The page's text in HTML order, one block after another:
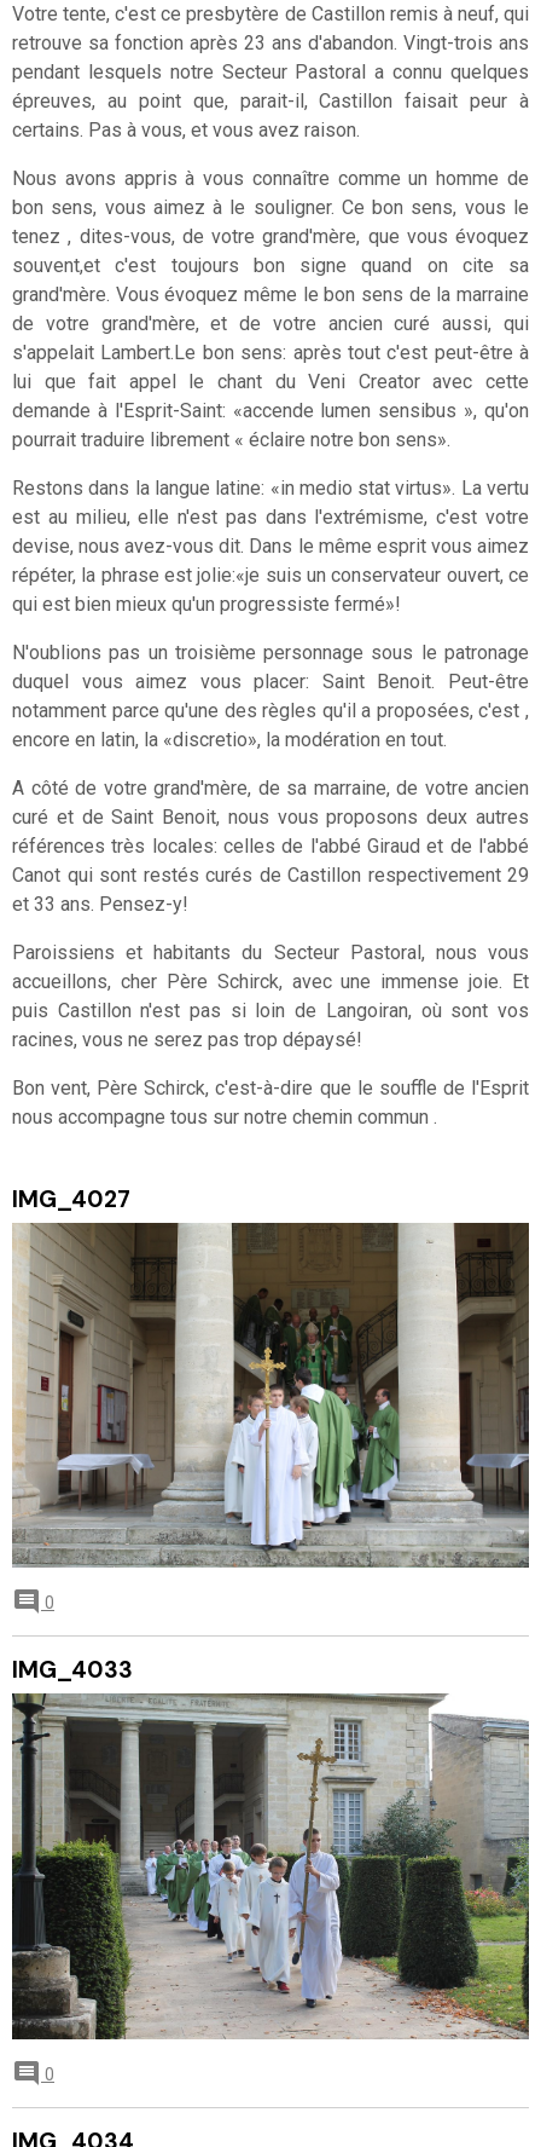
Votre tente, c'est ce presbytère de Castillon remis à neuf, qui
retrouve sa fonction après 23 ans d'abandon. Vingt-trois ans
pendant lesquels notre Secteur Pastoral a connu quelques
épreuves, au point que, parait-il, Castillon faisait peur à
certains. Pas à vous, et vous avez raison.
Nous avons appris à vous connaître comme un homme de
bon sens, vous aimez à le souligner. Ce bon sens, vous le
tenez , dites-vous, de votre grand'mère, que vous évoquez
souvent,et c'est toujours bon signe quand on cite sa
grand'mère. Vous évoquez même le bon sens de la marraine
de votre grand'mère, et de votre ancien curé aussi, qui
s'appelait Lambert.Le bon sens: après tout c'est peut-être à
lui que fait appel le chant du Veni Creator avec cette
demande à l'Esprit-Saint: «accende lumen sensibus », qu'on
pourrait traduire librement « éclaire notre bon sens».
Restons dans la langue latine: «in medio stat virtus». La vertu
est au milieu, elle n'est pas dans l'extrémisme, c'est votre
devise, nous avez-vous dit. Dans le même esprit vous aimez
répéter, la phrase est jolie:«je suis un conservateur ouvert, ce
qui est bien mieux qu'un progressiste fermé»!
N'oublions pas un troisième personnage sous le patronage
duquel vous aimez vous placer: Saint Benoit. Peut-être
notamment parce qu'une des règles qu'il a proposées, c'est ,
encore en latin, la «discretio», la modération en tout.
A côté de votre grand'mère, de sa marraine, de votre ancien
curé et de Saint Benoit, nous vous proposons deux autres
références très locales: celles de l'abbé Giraud et de l'abbé
Canot qui sont restés curés de Castillon respectivement 29
et 33 ans. Pensez-y!
Paroissiens et habitants du Secteur Pastoral, nous vous
accueillons, cher Père Schirck, avec une immense joie. Et
puis Castillon n'est pas si loin de Langoiran, où sont vos
racines, vous ne serez pas trop dépaysé!
Bon vent, Père Schirck, c'est-à-dire que le souffle de l'Esprit
nous accompagne tous sur notre chemin commun .
IMG_4027
0
IMG_4033
0